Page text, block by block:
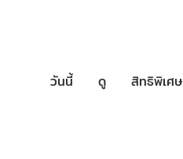
วันนี้ ดู สิทธิพิเศษ